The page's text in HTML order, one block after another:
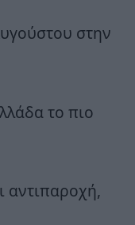
στην
το πιο
αντιπαροχή,